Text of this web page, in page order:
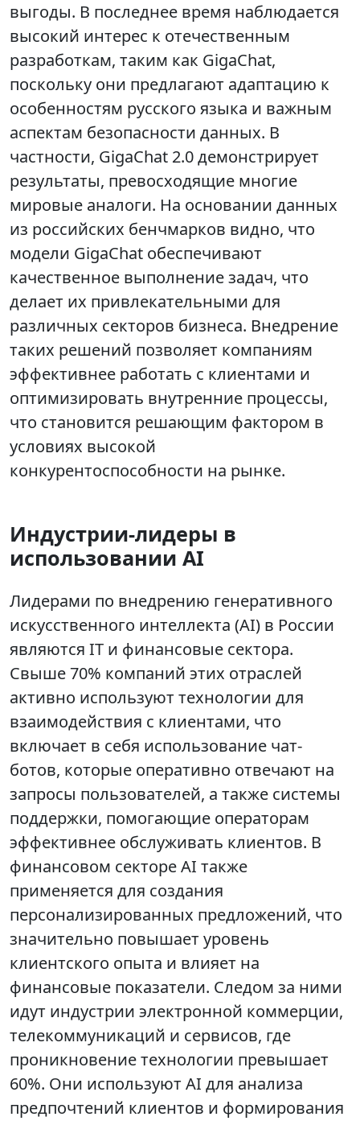
выгоды. В последнее время наблюдается
высокий интерес к отечественным
разработкам, таким как GigaChat,
поскольку они предлагают адаптацию к
особенностям русского языка и важным
аспектам безопасности данных. В
частности, GigaChat 2.0 демонстрирует
результаты, превосходящие многие
мировые аналоги. На основании данных
из российских бенчмарков видно, что
модели GigaChat обеспечивают
качественное выполнение задач, что
делает их привлекательными для
различных секторов бизнеса. Внедрение
таких решений позволяет компаниям
эффективнее работать с клиентами и
оптимизировать внутренние процессы,
что становится решающим фактором в
условиях высокой
конкурентоспособности на рынке.
Индустрии-лидеры в
использовании AI
Лидерами по внедрению генеративного
искусственного интеллекта (AI) в России
являются IT и финансовые сектора.
Свыше 70% компаний этих отраслей
активно используют технологии для
взаимодействия с клиентами, что
включает в себя использование чат-
ботов, которые оперативно отвечают на
запросы пользователей, а также системы
поддержки, помогающие операторам
эффективнее обслуживать клиентов. В
финансовом секторе AI также
применяется для создания
персонализированных предложений, что
значительно повышает уровень
клиентского опыта и влияет на
финансовые показатели. Следом за ними
идут индустрии электронной коммерции,
телекоммуникаций и сервисов, где
проникновение технологии превышает
60%. Они используют AI для анализа
предпочтений клиентов и формирования